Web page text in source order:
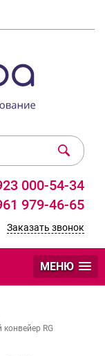
000-54-34
979-46-65
Заказать звонок
МЕНЮ
RG